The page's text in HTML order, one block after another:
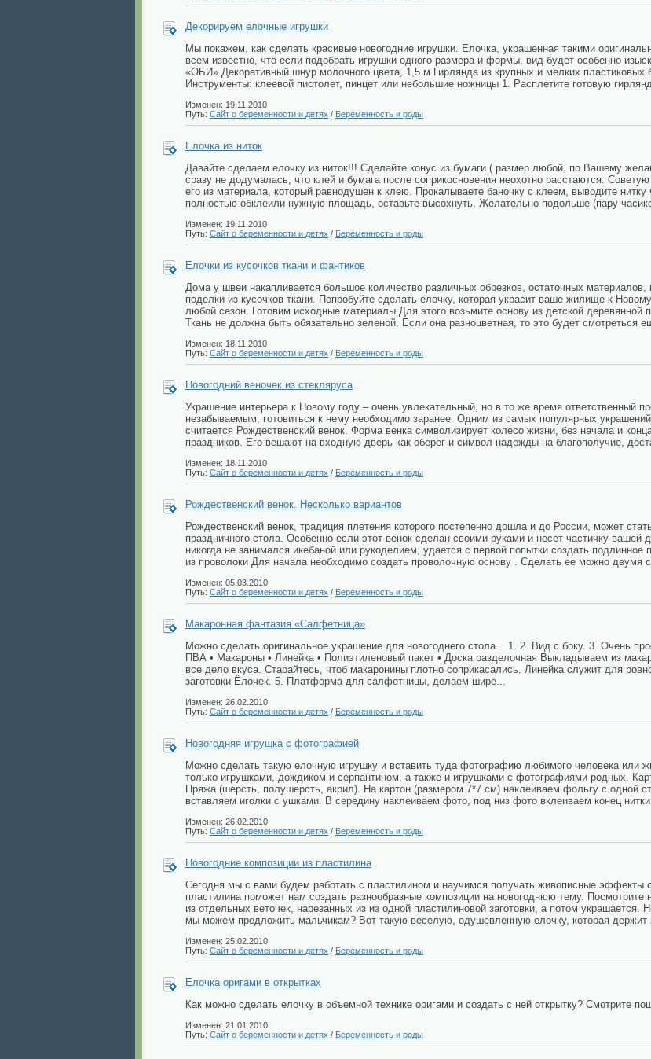
Декорируем елочные игрушки
Мы покажем, как сделать красивые новогодние игрушки. Елочка, украшенная такими
всем известно, что если подобрать игрушки одного размера и формы, вид будет особенно
«ОБИ» Декоративный шнур молочного цвета, 1,5 м Гирлянда из крупных и мелких пластиковых
Инструменты: клеевой пистолет, пинцет или небольшие ножницы 1. Расплетите готовую
Изменен: 19.11.2010
Путь: Сайт о беременности и детях / Беременность и роды
Елочка из ниток
Давайте сделаем елочку из ниток!!! Сделайте конус из бумаги ( размер любой, по Вашему
сразу не додумалась, что клей и бумага после соприкосновения неохотно расстаются.
его из материала, который равнодушен к клею. Прокалываете баночку с клеем, выводите
полностью обклеили нужную площадь, оставьте высохнуть. Желательно подольше (пару
Изменен: 19.11.2010
Путь: Сайт о беременности и детях / Беременность и роды
Елочки из кусочков ткани и фантиков
Дома у швеи накапливается большое количество различных обрезков, остаточных
поделки из кусочков ткани. Попробуйте сделать елочку, которая украсит ваше жилище к
любой сезон. Готовим исходные материалы Для этого возьмите основу из детской деревянной
Ткань не должна быть обязательно зеленой. Если она разноцветная, то это будет смотреться
Изменен: 18.11.2010
Путь: Сайт о беременности и детях / Беременность и роды
Новогодний веночек из стекляруса
Украшение интерьера к Новому году – очень увлекательный, но в то же время ответственный
незабываемым, готовиться к нему необходимо заранее. Одним из самых популярных
считается Рождественский венок. Форма венка символизирует колесо жизни, без начала и
праздников. Его вешают на входную дверь как оберег и символ надежды на благополучие,
Изменен: 18.11.2010
Путь: Сайт о беременности и детях / Беременность и роды
Рождественский венок. Несколько вариантов
Рождественский венок, традиция плетения которого постепенно дошла и до России, может
праздничного стола. Особенно если этот венок сделан своими руками и несет частичку
никогда не занимался икебаной или рукоделием, удается с первой попытки создать подлинное
из проволоки Для начала необходимо создать проволочную основу . Сделать ее можно двумя
Изменен: 05.03.2010
Путь: Сайт о беременности и детях / Беременность и роды
Макаронная фантазия «Салфетница»
Можно сделать оригинальное украшение для новогоднего стола. 1. 2. Вид с боку. 3. Очень
ПВА • Макароны • Линейка • Полиэтиленовый пакет • Доска разделочная Выкладываем из
все дело вкуса. Старайтесь, чтоб макаронины плотно соприкасались. Линейка служит для
заготовки Ёлочек. 5. Платформа для салфетницы, делаем шире...
Изменен: 26.02.2010
Путь: Сайт о беременности и детях / Беременность и роды
Новогодняя игрушка с фотографией
Можно сделать такую елочную игрушку и вставить туда фотографию любимого человека или
только игрушками, дождиком и серпантином, а также и игрушками с фотографиями родных.
Пряжа (шерсть, полушерсть, акрил). На картон (размером 7*7 см) наклеиваем фольгу с одной
вставляем иголки с ушками. В середину наклеиваем фото, под низ фото вклеиваем конец
Изменен: 26.02.2010
Путь: Сайт о беременности и детях / Беременность и роды
Новогодние композиции из пластилина
Сегодня мы с вами будем работать с пластилином и научимся получать живописные эффекты
пластилина поможет нам создать разнообразные композиции на новогоднюю тему.
из отдельных веточек, нарезанных из из одной пластилиновой заготовки, а потом
мы можем предложить мальчикам? Вот такую веселую, одушевленную елочку, которая держит
Изменен: 25.02.2010
Путь: Сайт о беременности и детях / Беременность и роды
Елочка оригами в открытках
Как можно сделать елочку в объемной технике оригами и создать с ней открытку? Смотрите
Изменен: 21.01.2010
Путь: Сайт о беременности и детях / Беременность и роды